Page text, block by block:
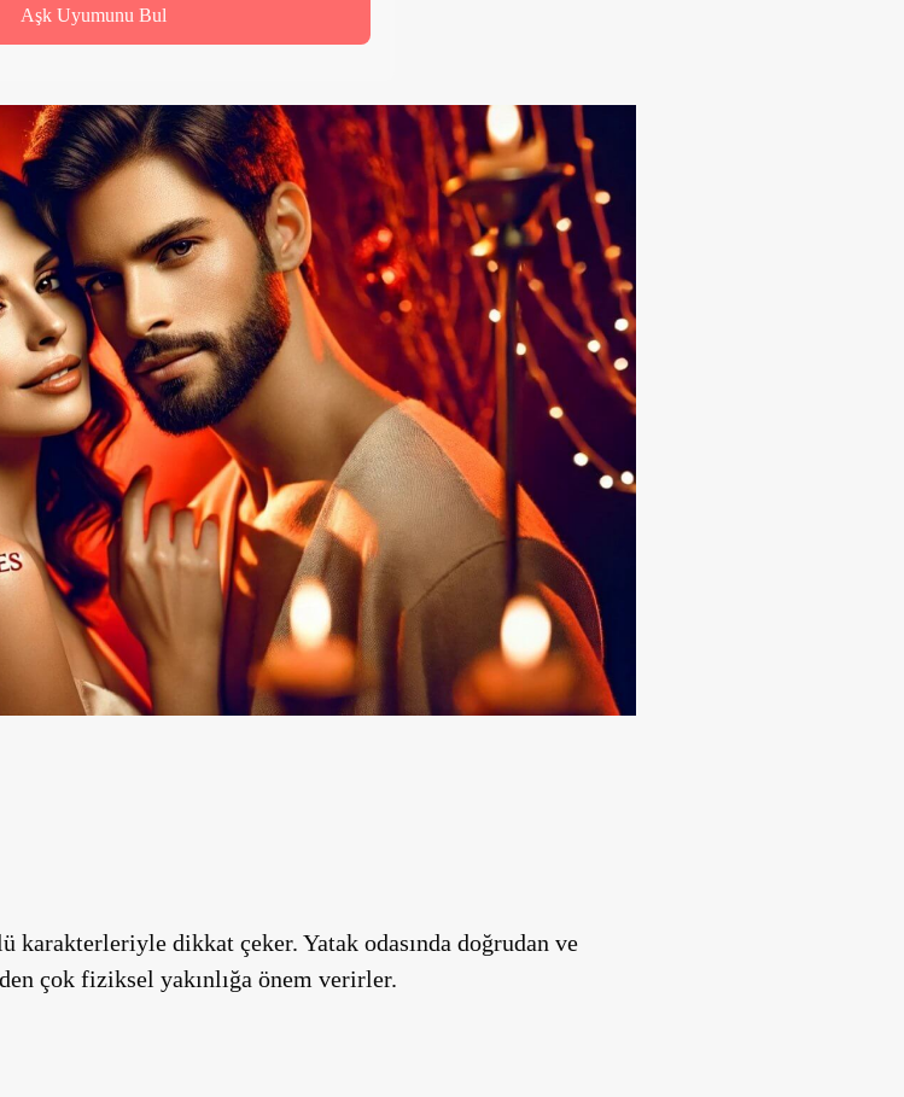
Aşk Uyumunu Bul
karakterleriyle dikkat çeker. Yatak odasında doğrudan ve
çok fiziksel yakınlığa önem verirler.